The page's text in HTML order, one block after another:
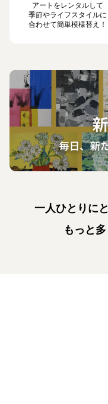
アートをレンタルして
季節やライフスタイルに
合わせて簡単模様替え！
一人ひとりに
もっと